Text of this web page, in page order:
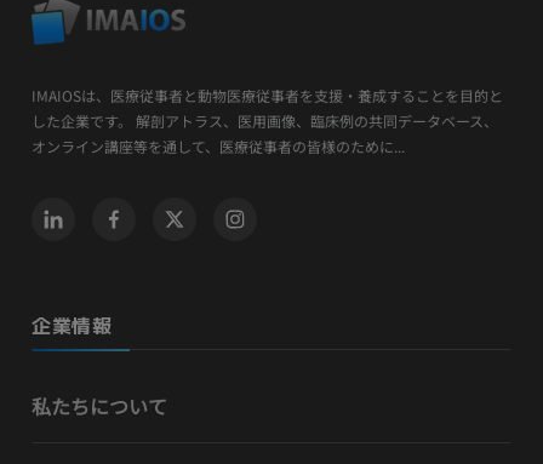
IMAIOSは、医療従事者と動物医療従事者を支援・養成することを目的と
した企業です。 解剖アトラス、医用画像、臨床例の共同データベース、
オンライン講座等を通して、医療従事者の皆様のために...
企業情報
私たちについて